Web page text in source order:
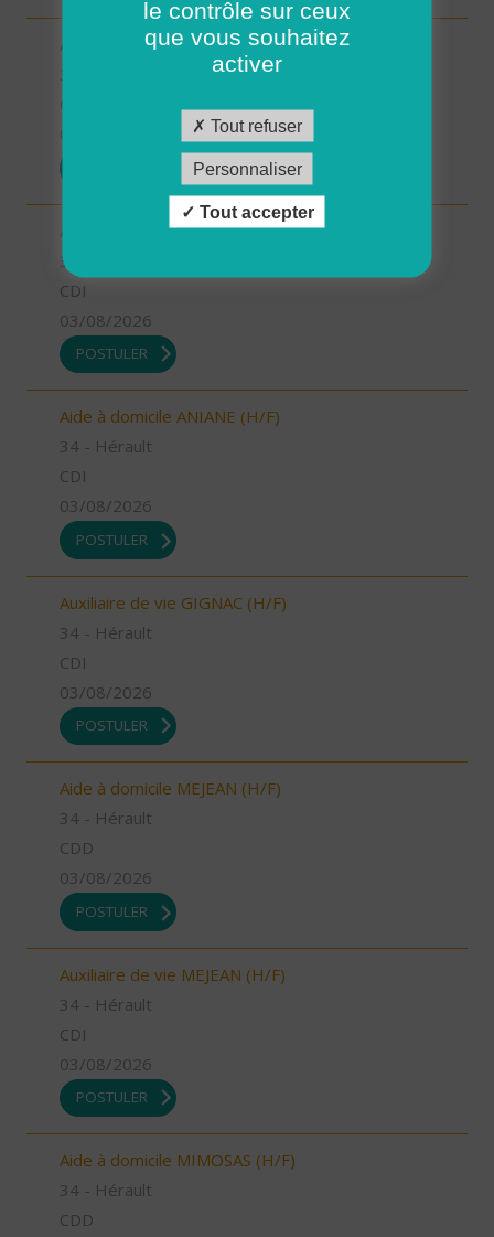
Auxiliaire de vie CASTRIES (H/F)
Aide à domicile BERANGE (H/F)
34 - Hérault
CDI
03/08/2026
POSTULER
Aide à domicile ANIANE (H/F)
34 - Hérault
CDI
03/08/2026
POSTULER
Auxiliaire de vie GIGNAC (H/F)
34 - Hérault
CDI
03/08/2026
POSTULER
Aide à domicile MEJEAN (H/F)
34 - Hérault
CDD
03/08/2026
POSTULER
Auxiliaire de vie MEJEAN (H/F)
34 - Hérault
CDI
03/08/2026
POSTULER
Aide à domicile MIMOSAS (H/F)
34 - Hérault
CDD
le contrôle sur ceux
que vous souhaitez
activer
Tout refuser
Personnaliser
Tout accepter